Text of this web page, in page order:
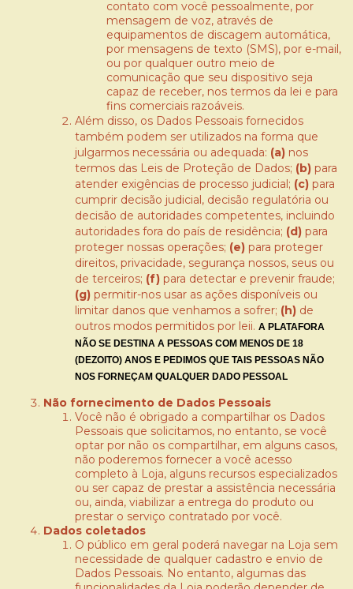
contato com você pessoalmente, por
mensagem de voz, através de
equipamentos de discagem automática,
por mensagens de texto (SMS), por e-mail,
ou por qualquer outro meio de
comunicação que seu dispositivo seja
capaz de receber, nos termos da lei e para
fins comerciais razoáveis.
Além disso, os Dados Pessoais fornecidos
também podem ser utilizados na forma que
julgarmos necessária ou adequada: (a) nos
termos das Leis de Proteção de Dados; (b) para
atender exigências de processo judicial; (c) para
cumprir decisão judicial, decisão regulatória ou
decisão de autoridades competentes, incluindo
autoridades fora do país de residência; (d) para
proteger nossas operações; (e) para proteger
direitos, privacidade, segurança nossos, seus ou
de terceiros; (f) para detectar e prevenir fraude;
(g) permitir-nos usar as ações disponíveis ou
limitar danos que venhamos a sofrer; (h) de
outros modos permitidos por leii. A PLATAFORA
NÃO SE DESTINA A PESSOAS COM MENOS DE 18
(DEZOITO) ANOS E PEDIMOS QUE TAIS PESSOAS NÃO
NOS FORNEÇAM QUALQUER DADO PESSOAL
Não fornecimento de Dados Pessoais
Você não é obrigado a compartilhar os Dados
Pessoais que solicitamos, no entanto, se você
optar por não os compartilhar, em alguns casos,
não poderemos fornecer a você acesso
completo à Loja, alguns recursos especializados
ou ser capaz de prestar a assistência necessária
ou, ainda, viabilizar a entrega do produto ou
prestar o serviço contratado por você.
Dados coletados
O público em geral poderá navegar na Loja sem
necessidade de qualquer cadastro e envio de
Dados Pessoais. No entanto, algumas das